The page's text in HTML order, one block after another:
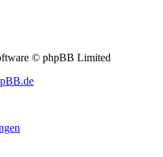
© phpBB Limited